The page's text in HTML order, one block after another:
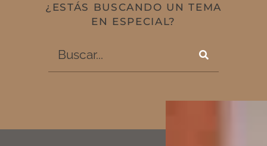
¿ESTÁS BUSCANDO UN TEMA
EN ESPECIAL?